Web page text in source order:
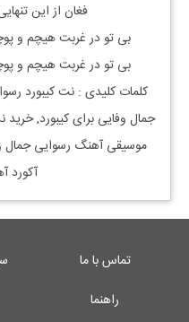
فغان از این
بی تو در غربت هیچم و
بی تو در غربت هیچم و
کلمات کلیدی : نتکیبورد
جمال وفایی برایکیبورد, خرید
موسیقی آهنگ رسوایی جمال
آکورد
تماس با ما
راهنما